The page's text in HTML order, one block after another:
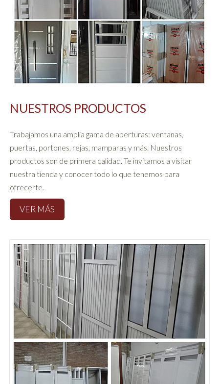
NUESTROS PRODUCTOS
Trabajamos una amplia gama de aberturas: ventanas,
puertas, portones, rejas, mamparas y más. Nuestros
productos son de primera calidad. Te invitamos a visitar
nuestra tienda y conocer todo lo que tenemos para
ofrecerte.
VER MÁS